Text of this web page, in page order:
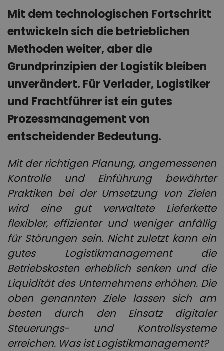
Mit dem technologischen Fortschritt
entwickeln sich die betrieblichen
Methoden weiter, aber die
Grundprinzipien der Logistik bleiben
unverändert. Für Verlader, Logistiker
und Frachtführer ist ein gutes
Prozessmanagement von
entscheidender Bedeutung.
Mit der richtigen Planung, angemessenen
Kontrolle und Einführung bewährter
Praktiken bei der Umsetzung von Zielen
wird eine gut verwaltete Lieferkette
flexibler, effizienter und weniger anfällig
für Störungen sein. Nicht zuletzt kann ein
gutes Logistikmanagement die
Betriebskosten erheblich senken und die
Liquidität des Unternehmens erhöhen. Die
oben genannten Ziele lassen sich am
besten durch den Einsatz digitaler
Steuerungs- und Kontrollsysteme
erreichen. Was ist Logistikmanagement?